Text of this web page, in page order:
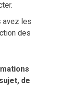
avez les
des
de